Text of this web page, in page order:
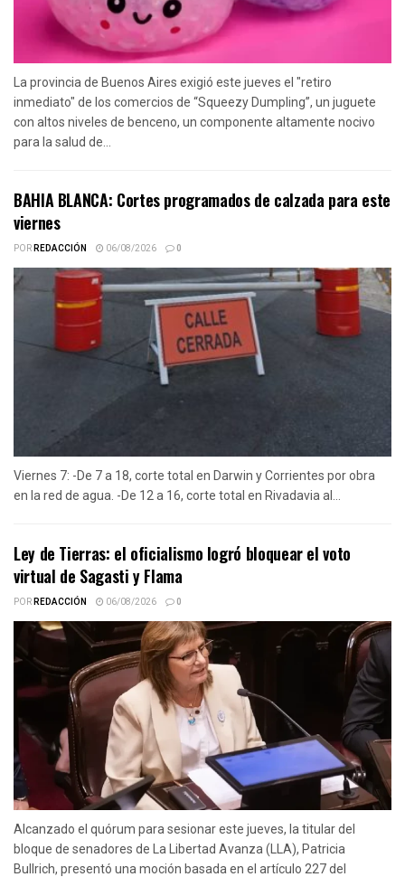
La provincia de Buenos Aires exigió este jueves el "retiro
inmediato" de los comercios de “Squeezy Dumpling”, un juguete
con altos niveles de benceno, un componente altamente nocivo
para la salud de...
BAHIA BLANCA: Cortes programados de calzada para este
viernes
PORREDACCIÓN 06/08/2026 0
Viernes 7: -De 7 a 18, corte total en Darwin y Corrientes por obra
en la red de agua. -De 12 a 16, corte total en Rivadavia al...
Ley de Tierras: el oficialismo logró bloquear el voto
virtual de Sagasti y Flama
PORREDACCIÓN 06/08/2026 0
Alcanzado el quórum para sesionar este jueves, la titular del
bloque de senadores de La Libertad Avanza (LLA), Patricia
Bullrich, presentó una moción basada en el artículo 227 del